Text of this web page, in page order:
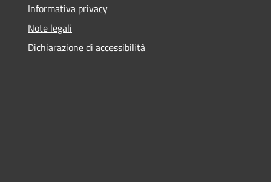
Informativa privacy
Note legali
Dichiarazione di accessibilità